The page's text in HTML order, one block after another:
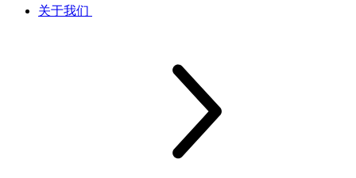
关于我们